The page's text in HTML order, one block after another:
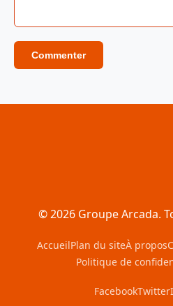
Commenter
© 2026 Groupe Arcada.
AccueilPlan du siteÀ propos
Politique de
FacebookTwitter